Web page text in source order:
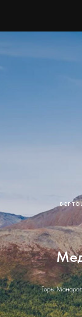
Горы